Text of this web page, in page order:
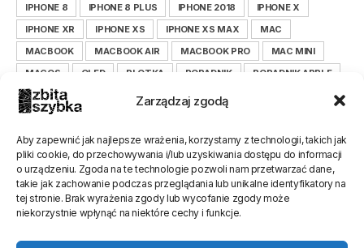
Zarządzaj zgodą
Aby zapewnić jak najlepsze wrażenia, korzystamy z technologii, takich jak
pliki cookie, do przechowywania i/lub uzyskiwania dostępu do informacji
o urządzeniu. Zgoda na te technologie pozwoli nam przetwarzać dane,
takie jak zachowanie podczas przeglądania lub unikalne identyfikatory na
tej stronie. Brak wyrażenia zgody lub wycofanie zgody może
niekorzystnie wpłynąć na niektóre cechy i funkcje.
IPHONE 8
IPHONE 8 PLUS IPHONE 2018
IPHONE X
IPHONE XR
IPHONE XS IPHONE XS MAX
MAC
MACBOOK
MACBOOK AIR MACBOOK PRO
MAC MINI
MACOS
OLED PLOTKA PORADNIK
PORADNIK APPLE
PORADNIK IOS
PORADNIK IPHONE
PORADNIK ZBITASZYBKA.PL
SMARTFON
TIM COOK WYŚWIETLACZ
XIAOMI
XIAOMILEPSZE
XIAOMI POLSKA
ZBITASZYBKA
ZBITASZYBKA.PL